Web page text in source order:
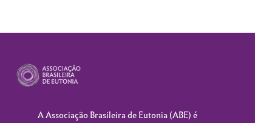
A Associação Brasileira de Eutonia (ABE) é